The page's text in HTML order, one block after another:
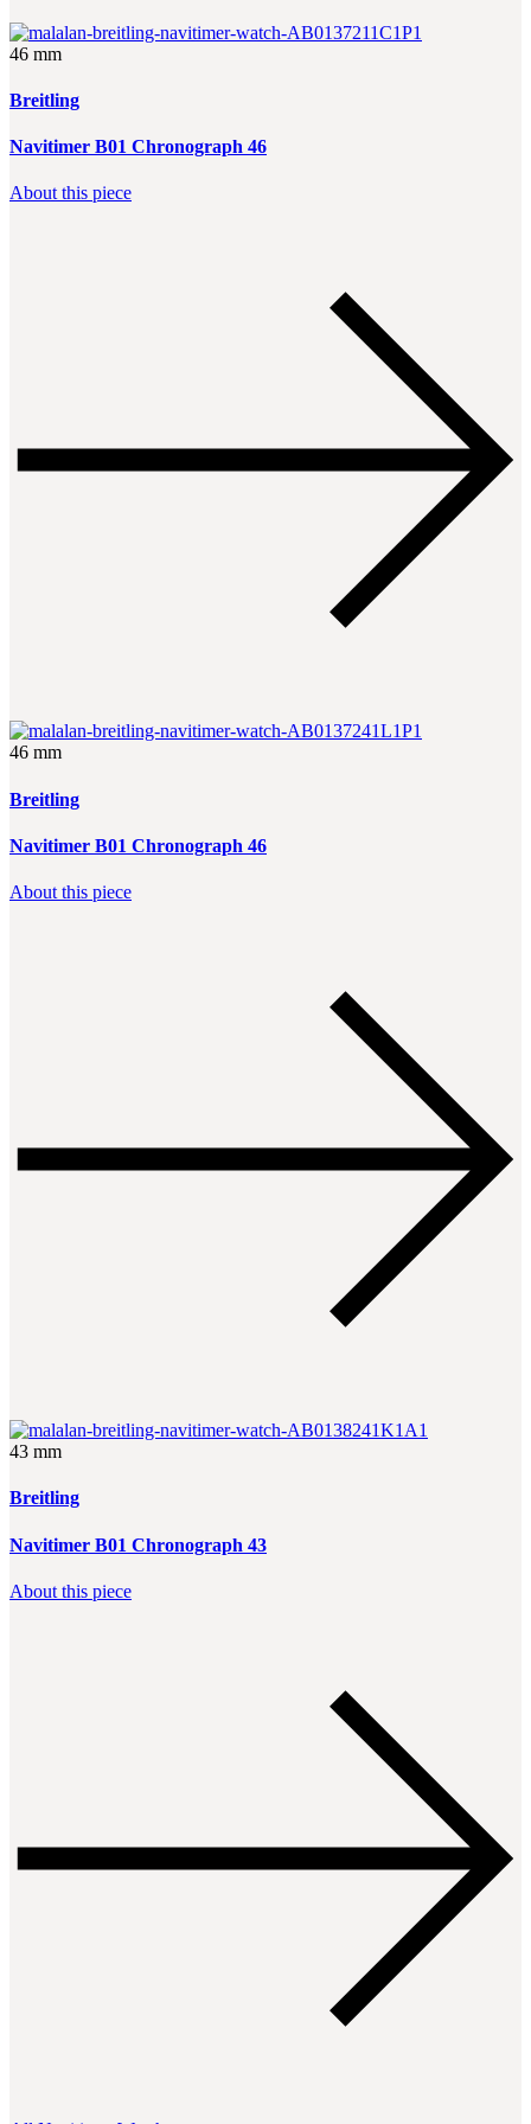
46 mm
Breitling
Navitimer B01 Chronograph 46
About this piece
46 mm
Breitling
Navitimer B01 Chronograph 46
About this piece
43 mm
Breitling
Navitimer B01 Chronograph 43
About this piece